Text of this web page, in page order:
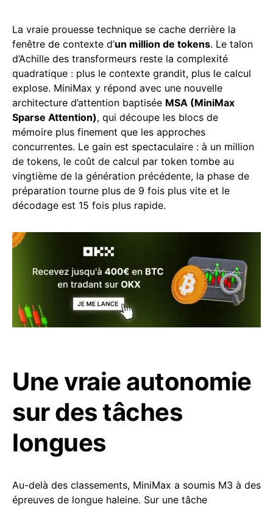
La vraie prouesse technique se cache derrière la
fenêtre de contexte d’un million de tokens. Le talon
d’Achille des transformeurs reste la complexité
quadratique : plus le contexte grandit, plus le calcul
explose. MiniMax y répond avec une nouvelle
architecture d’attention baptisée MSA (MiniMax
Sparse Attention), qui découpe les blocs de
mémoire plus finement que les approches
concurrentes. Le gain est spectaculaire : à un million
de tokens, le coût de calcul par token tombe au
vingtième de la génération précédente, la phase de
préparation tourne plus de 9 fois plus vite et le
décodage est 15 fois plus rapide.
Une vraie autonomie
sur des tâches
longues
Au-delà des classements, MiniMax a soumis M3 à des
épreuves de longue haleine. Sur une tâche